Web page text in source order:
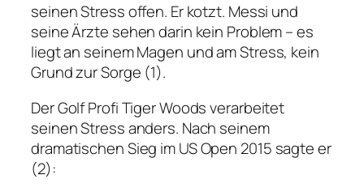
seinen Stress offen. Er kotzt. Messi und
seine Ärzte sehen darin kein Problem – es
liegt an seinem Magen und am Stress, kein
Grund zur Sorge (1).
Der Golf Profi Tiger Woods verarbeitet
seinen Stress anders. Nach seinem
dramatischen Sieg im US Open 2015 sagte er
(2):